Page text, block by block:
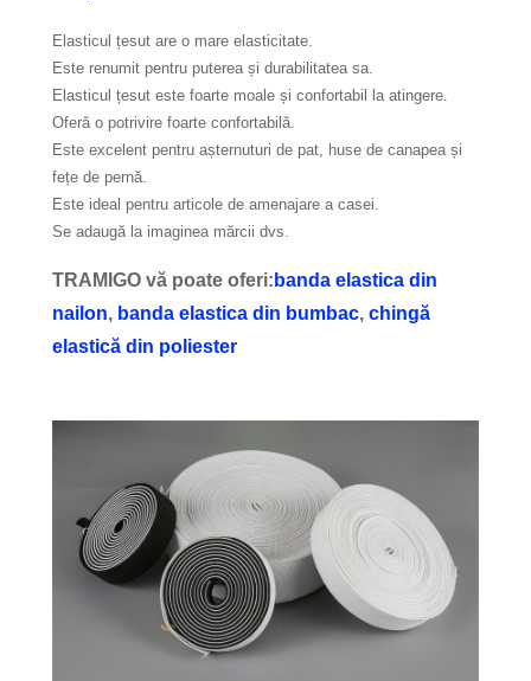
Elasticul țesut are o mare elasticitate.
Este renumit pentru puterea și durabilitatea sa.
Elasticul țesut este foarte moale și confortabil la atingere.
Oferă o potrivire foarte confortabilă.
Este excelent pentru așternuturi de pat, huse de canapea și
fețe de pernă.
Este ideal pentru articole de amenajare a casei.
Se adaugă la imaginea mărcii dvs.
TRAMIGO vă poate oferi: banda elastica din
nailon, banda elastica din bumbac, chingă
elastică din poliester